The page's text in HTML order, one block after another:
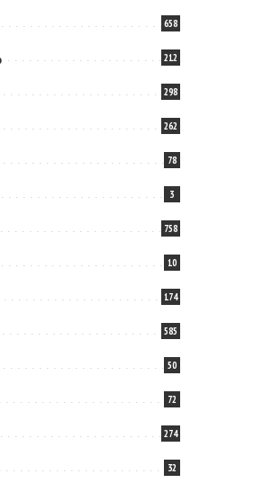
658
212
298
262
78
3
758
10
174
585
50
72
274
32